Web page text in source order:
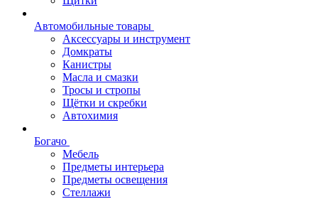
Автомобильные товары
Аксессуары и инструмент
Домкраты
Канистры
Масла и смазки
Тросы и стропы
Щётки и скребки
Автохимия
Богачо
Мебель
Предметы интерьера
Предметы освещения
Стеллажи